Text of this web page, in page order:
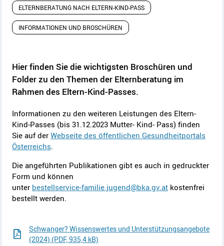
ELTERNBERATUNG NACH ELTERN-KIND-PASS
INFORMATIONEN UND BROSCHÜREN
Hier finden Sie die wichtigsten Broschüren und
Folder zu den Themen der Elternberatung im
Rahmen des Eltern-Kind-Passes.
Informationen zu den weiteren Leistungen des Eltern-
Kind-Passes (bis 31.12.2023 Mutter- Kind- Pass) finden
Sie auf der Webseite des öffentlichen Gesundheitportals
Österreichs.
Die angeführten Publikationen gibt es auch in gedruckter
Form und können
unter bestellservice-familie.jugend@bka.gv.at kostenfrei
bestellt werden.
Schwanger? Wissenswertes und Unterstützungsangebote
(2024) (PDF, 935,4 kB)